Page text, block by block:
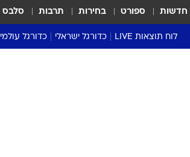
חדשות ספורט בחירות תרבות סלבס
לוח תוצאות LIVE כדורגל ישראלי כדורגל עולמי